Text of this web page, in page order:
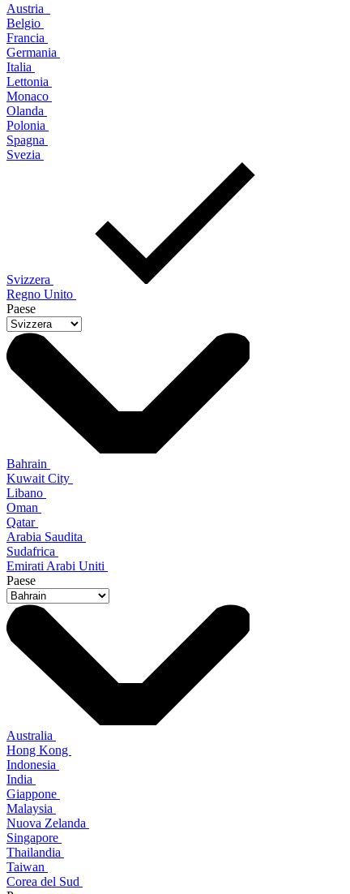
Austria
Belgio
Francia
Germania
Italia
Lettonia
Monaco
Olanda
Polonia
Spagna
Svezia
Svizzera
Regno Unito
Paese
Bahrain
Kuwait City
Libano
Oman
Qatar
Arabia Saudita
Sudafrica
Emirati Arabi Uniti
Paese
Australia
Hong Kong
Indonesia
India
Giappone
Malaysia
Nuova Zelanda
Singapore
Thailandia
Taiwan
Corea del Sud